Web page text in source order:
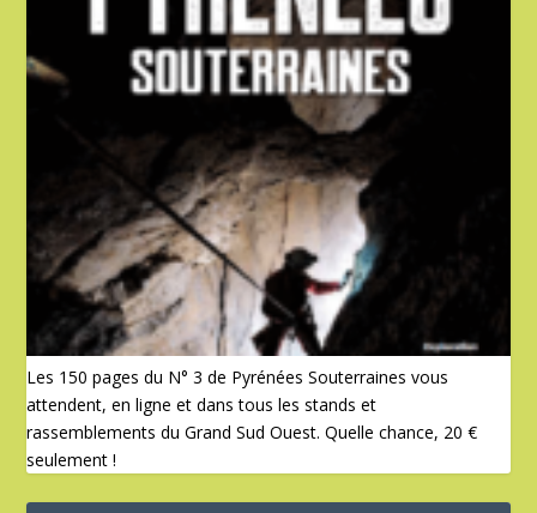
Les 150 pages du N° 3 de Pyrénées Souterraines vous
attendent, en ligne et dans tous les stands et
rassemblements du Grand Sud Ouest. Quelle chance, 20 €
seulement !